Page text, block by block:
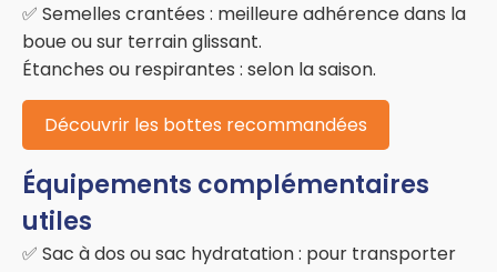
✅ Semelles crantées : meilleure adhérence dans la
boue ou sur terrain glissant.
Étanches ou respirantes : selon la saison.
Découvrir les bottes recommandées
Équipements complémentaires
utiles
✅ Sac à dos ou sac hydratation : pour transporter